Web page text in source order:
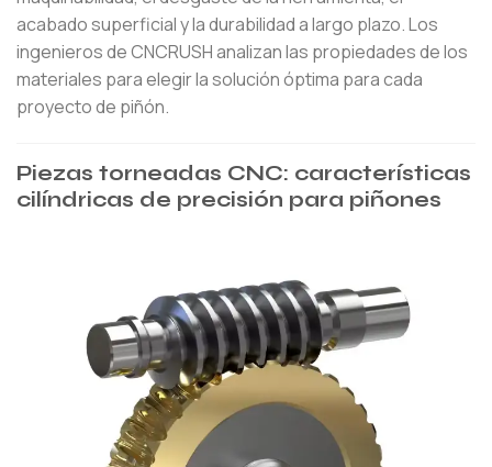
acabado superficial y la durabilidad a largo plazo. Los
ingenieros de CNCRUSH analizan las propiedades de los
materiales para elegir la solución óptima para cada
proyecto de piñón.
Piezas torneadas CNC: características
cilíndricas de precisión para piñones